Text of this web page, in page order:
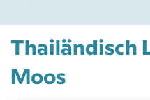
Thailändisch
Moos